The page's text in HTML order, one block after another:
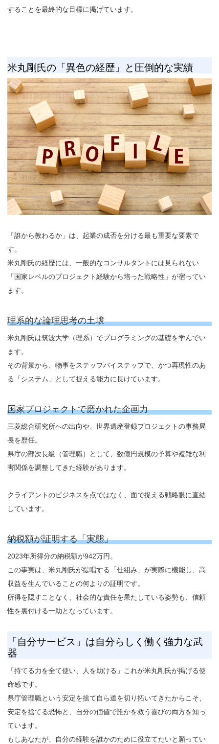
することを最終的な目標に掲げています。
米丸剛氏の「異色の経歴」と圧倒的な実績
「誰から教わるか」は、起業の成否を分ける最も重要な要素で
す。
米丸剛氏の経歴には、一般的なコンサルタントには見られない
「国家レベルのプロジェクト経験から培った戦略性」が宿ってい
ます。
理系的な論理思考の土壌
米丸剛氏は筑波大学（理系）でプログラミングの基礎を学んでい
ます。
その背景から、物事をステップバイステップで、かつ再現性のあ
る「システム」として捉える能力に長けています。
国家プロジェクトで磨かれた企画力
三菱総合研究所への出向や、世界遺産登録プロジェクトの事務局
長を歴任。
県庁の部次長級（管理職）として、数億円規模の予算や複雑な利
害関係を調整してきた経験があります。
クライアントのビジネスを点ではなく、面で捉える戦略眼に直結
しています。
納税額が証明する「実態」
2023年所得分の納税額が942万円。
この事実は、米丸剛氏が提唱する「仕組み」が実際に機能し、高
収益を生んでいることの何よりの証明です。
所得を隠すことなく、社会的な責任を果たしている姿勢も、信頼
性を裏付ける一助となっています。
「自分サービス」は自分らしく働く強力な武
器
「持てる力を全て使い、人を助ける」これが米丸剛氏が掲げる使
命感です。
県庁管理職という安定を捨て自ら道を切り拓いてきたからこそ、
安定を捨てる恐怖と、自分の価値で誰かを救う喜びの両方を知っ
ています。
もしあなたが、自分の経験を誰かのために役立てたいと願ってい